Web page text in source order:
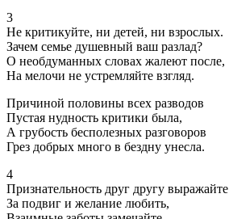
3
Не критикуйте, ни детей, ни взрослых.
Зачем семье душевный ваш разлад?
О необдуманных словах жалеют после,
На мелочи не устремляйте взгляд.
Причиной половины всех разводов
Пустая нудность критики была,
А грубость бесполезных разговоров
Грез добрых много в бездну унесла.
4
Признательность друг другу выражайте
За подвиг и желание любить,